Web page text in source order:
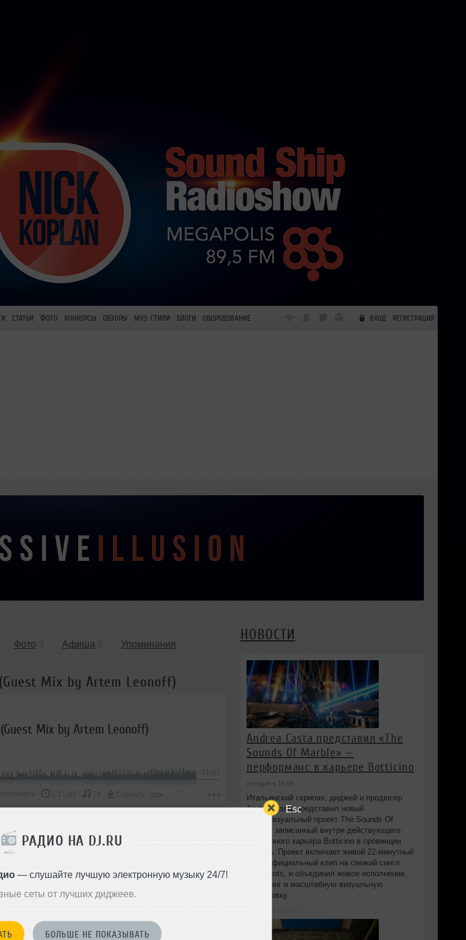
Esc
РАДИО НА DJ.RU
— слушайте лучшую электронную музыку 24/7!
сеты от лучших диджеев.
БОЛЬШЕ НЕ ПОКАЗЫВАТЬ
СТАТЬИ ФОТО КОНКУРСЫ ОБЗОРЫ МУЗ. СТИЛИ БЛОГИ ОБОРУДОВАНИЕ ВХОД РЕГИСТРАЦИЯ
Фото Афиша Упоминания
Mix by Artem Leonoff)
Mix by Artem Leonoff)
-71:07
1:11:07 79 Скачать </>
НОВОСТИ
Andrea Casta представил «The
Sounds Of Marble» —
перформанс в карьере Botticino
сегодня в 15:05
Итальянский скрипач, диджей и продюсер
Andrea Casta представил новый
аудиовизуальный проект The Sounds Of
Marble, записанный внутри действующего
мраморного карьера Botticino в провинции
Brescia. Проект включает живой 22‑минутный
сет и официальный клип на свежий сингл
Fragments, и объединил живое исполнение,
диджеинг и масштабную визуальную
постановку.